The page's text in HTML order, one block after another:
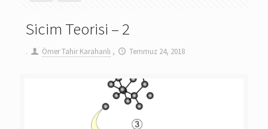
Sicim Teorisi – 2
. Ömer Tahir Karahanlı , Temmuz 24, 2018